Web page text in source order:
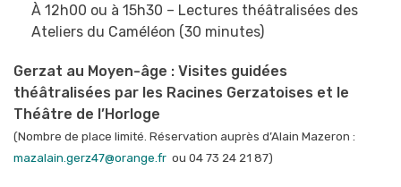
À 12h00 ou à 15h30 – Lectures théâtralisées des
Ateliers du Caméléon (30 minutes)
Gerzat au Moyen-âge : Visites guidées
théâtralisées par les Racines Gerzatoises et le
Théâtre de l’Horloge
(Nombre de place limité. Réservation auprès d’Alain Mazeron :
mazalain.gerz47@orange.fr ou 04 73 24 21 87)